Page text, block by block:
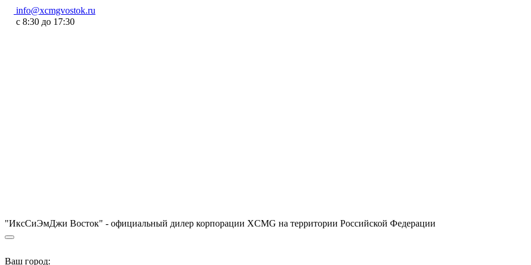
info@xcmgvostok.ru
с 8:30 до 17:30
"ИксСиЭмДжи Восток" - официальный дилер корпорации XCMG на территории Российской Федерации
Ваш город: